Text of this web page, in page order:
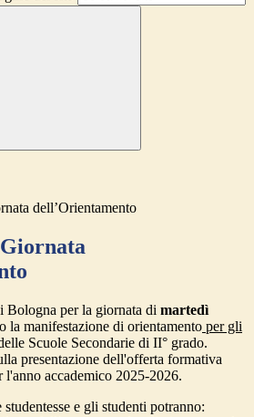
dell’Orientamento
Bologna per la giornata di martedì
la manifestazione di orientamento per gli
Scuole Secondarie di II° grado.
presentazione dell'offerta formativa
accademico 2025-2026.
studentesse e gli studenti potranno: